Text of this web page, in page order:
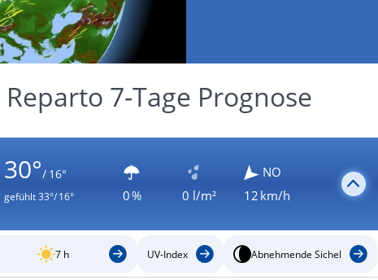
7-Tage Prognose
30°/ 16°
gefühlt33°/ 16° 0 % 0 l/m²
NO
12 km/h
7 h UV-Index Abnehmende Sichel